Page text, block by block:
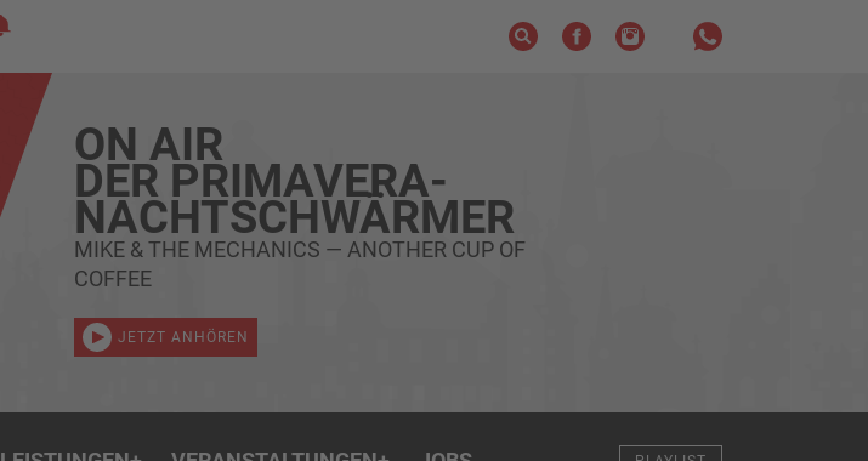
ON AIR
DER PRIMAVERA-
NACHTSCHWÄRMER
MIKE & THE MECHANICS — ANOTHER CUP OF
COFFEE
JETZT ANHÖREN